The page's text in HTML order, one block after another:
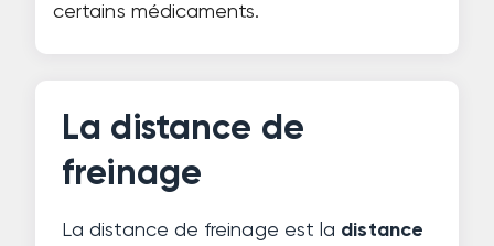
certains médicaments.
La distance de
freinage
La distance de freinage est la distance